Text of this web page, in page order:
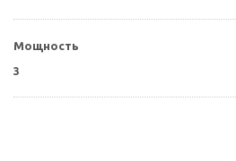
Мощность
3